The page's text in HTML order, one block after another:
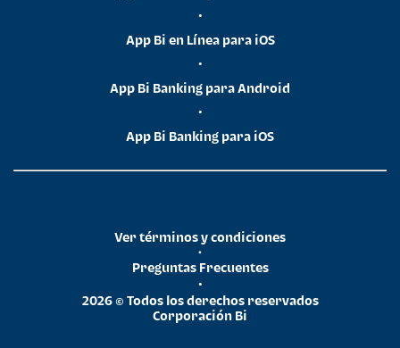
•
App Bi en Línea para iOS
•
App Bi Banking para Android
•
App Bi Banking para iOS
2026 © Todos los derechos reservados
Corporación Bi
•
Preguntas Frecuentes
•
Ver términos y condiciones